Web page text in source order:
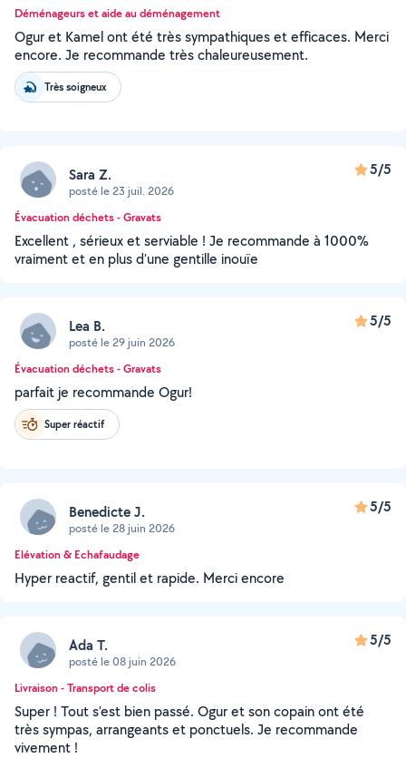
Déménageurs et aide au déménagement
Ogur et Kamel ont été très sympathiques et efficaces. Merci
encore. Je recommande très chaleureusement.
Très soigneux
Sara Z.
posté le 23 juil. 2026
5/5
Évacuation déchets - Gravats
Excellent , sérieux et serviable ! Je recommande à 1000%
vraiment et en plus d’une gentille inouïe
Lea B.
posté le 29 juin 2026
5/5
Évacuation déchets - Gravats
parfait je recommande Ogur!
Super réactif
Benedicte J.
posté le 28 juin 2026
5/5
Elévation & Echafaudage
Hyper reactif, gentil et rapide. Merci encore
Ada T.
posté le 08 juin 2026
5/5
Livraison - Transport de colis
Super ! Tout s’est bien passé. Ogur et son copain ont été
très sympas, arrangeants et ponctuels. Je recommande
vivement !